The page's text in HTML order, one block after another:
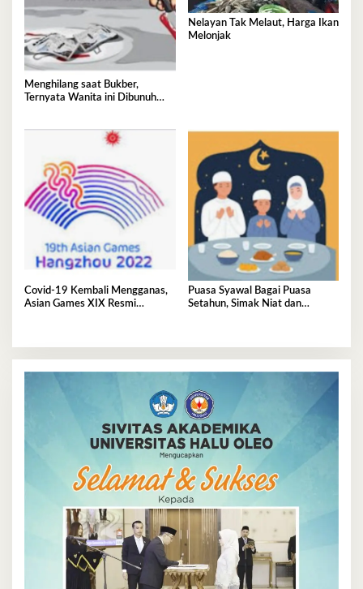
Menghilang saat Bukber,
Ternyata Wanita ini Dibunuh
Nelayan Tak Melaut, Harga Ikan
Melonjak
Covid-19 Kembali Mengganas,
Asian Games XIX Resmi
Puasa Syawal Bagai Puasa
Setahun, Simak Niat dan